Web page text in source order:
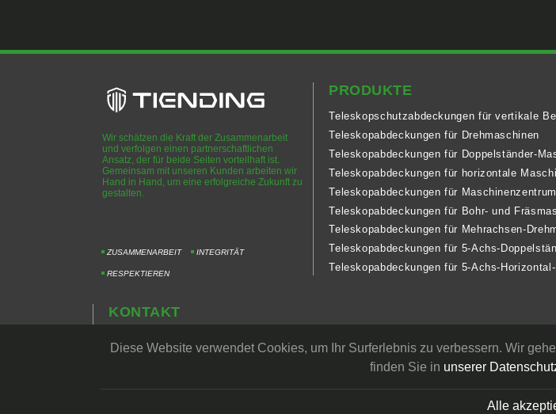
Wir schätzen die Kraft der Zusammenarbeit
und verfolgen einen partnerschaftlichen
Ansatz, der für beide Seiten vorteilhaft ist.
Gemeinsam mit unseren Kunden arbeiten wir
Hand in Hand, um eine erfolgreiche Zukunft zu
gestalten.
ZUSAMMENARBEIT INTEGRITÄT
RESPEKTIEREN
PRODUKTE
Teleskopschutzabdeckungen für vertikale
Teleskopabdeckungen für Drehmaschinen
Teleskopabdeckungen für Doppelständer-
Teleskopabdeckungen für horizontale
Teleskopabdeckungen für
Teleskopabdeckungen für Bohr- und
Teleskopabdeckungen für Mehrachsen-
Teleskopabdeckungen für 5-Achs-
Teleskopabdeckungen für 5-Achs-
KONTAKT
PRIVATSPHÄRE
by Lets Media EZB2B
Diese Website verwendet Cookies, um Ihr Surferlebnis zu verbessern. Wir
finden Sie in unserer
Alle